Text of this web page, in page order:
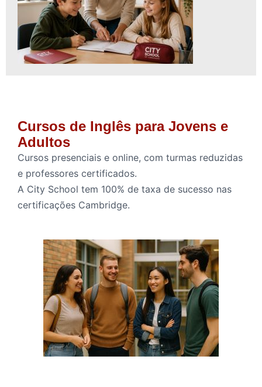
Cursos de Inglês para Jovens e
Adultos
Cursos presenciais e online, com turmas reduzidas
e professores certificados.
A City School tem 100% de taxa de sucesso nas
certificações Cambridge.